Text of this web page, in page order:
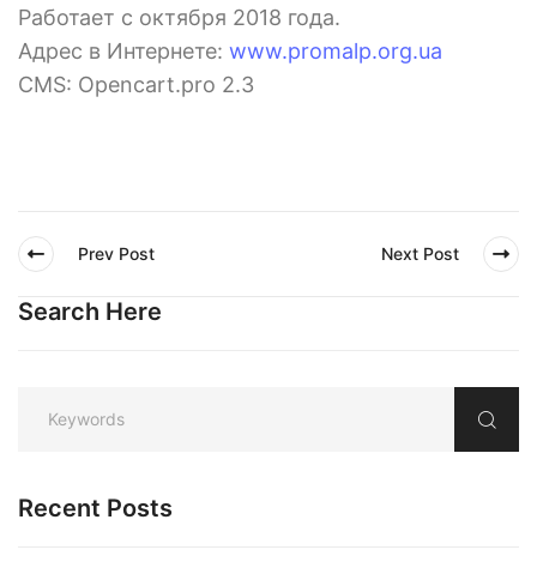
Работает с октября 2018 года.
Адрес в Интернете: www.promalp.org.ua
CMS: Opencart.pro 2.3
Prev Post Next Post
Search Here
Recent Posts